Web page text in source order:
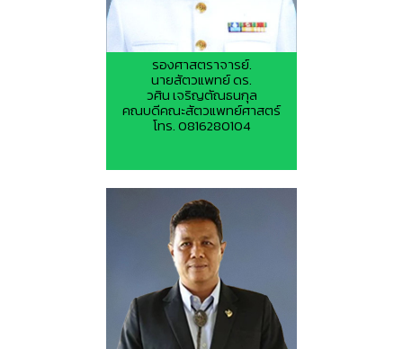
รองศาสตราจารย์.
นายสัตวแพทย์ ดร.
วศิน เจริญตัณธนกุล
คณบดีคณะสัตวแพทย์ศาสตร์
โทร. 0816280104